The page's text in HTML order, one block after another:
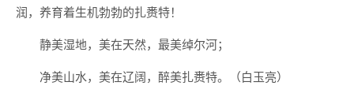
润，养育着生机勃勃的扎赉特！
静美湿地，美在天然，最美绰尔河；
净美山水，美在辽阔，醉美扎赉特。（白玉亮）